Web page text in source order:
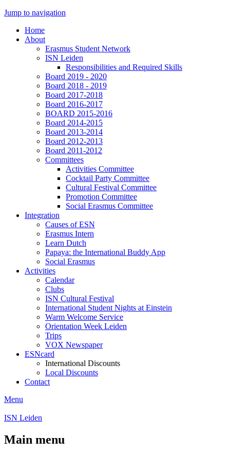
Jump to navigation
Home
About
Erasmus Student Network
ISN Leiden
Responsibilities and Required Skills
Board 2019 - 2020
Board 2018 - 2019
Board 2017-2018
Board 2016-2017
BOARD 2015-2016
Board 2014-2015
Board 2013-2014
Board 2012-2013
Board 2011-2012
Committees
Activities Committee
Cocktail Party Committee
Cultural Festival Committee
Promotion Committee
Social Erasmus Committee
Integration
Causes of ESN
Erasmus Intern
Learn Dutch
Papaya: the International Buddy App
Social Erasmus
Activities
Calendar
Clubs
ISN Cultural Festival
International Student Nights at Einstein
Warm Welcome Service
Orientation Week Leiden
Trips
VOX Newspaper
ESNcard
International Discounts
Local Discounts
Contact
Menu
ISN Leiden
Main menu